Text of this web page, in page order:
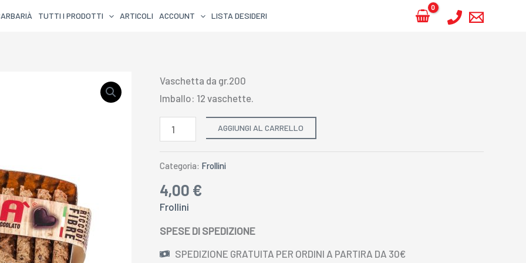
TUTTI I PRODOTTI ARTICOLI ACCOUNT LISTA DESIDERI
Vaschetta da gr.200
Imballo: 12 vaschette.
FROLLINI
INTEGRALI
AL
BARBARIA’
CON
GOCCE
DI
CIOCCOLATO
60%
VASCHETTA
AGGIUNGI AL CARRELLO
Categoria: Frollini
4,00 €
Frollini
SPESE DI SPEDIZIONE
SPEDIZIONE GRATUITA PER ORDINI A PARTIRA DA 30€